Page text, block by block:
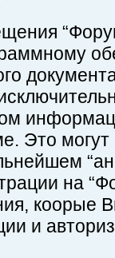
Это
на
коорые
и